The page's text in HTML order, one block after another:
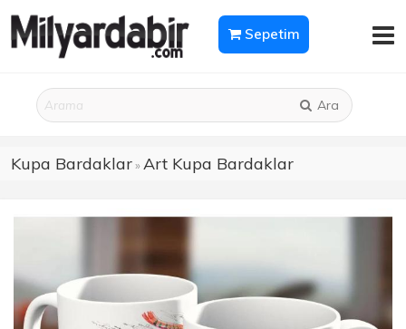
Sepetim
Ara
Kupa Bardaklar» Art Kupa Bardaklar